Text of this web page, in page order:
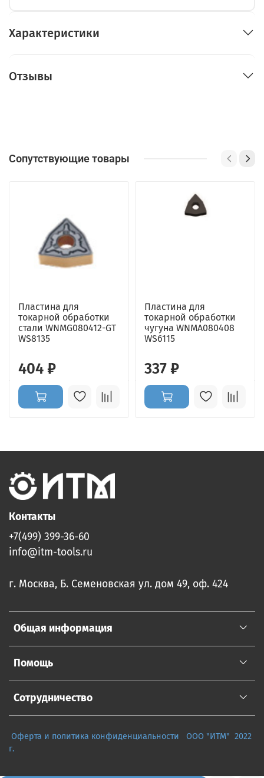
Характеристики
Отзывы
Сопутствующие товары
Пластина для
токарной обработки
стали WNMG080412-GT
WS8135
404 ₽
Пластина для
токарной обработки
чугуна WNMA080408
WS6115
337 ₽
Общая информация
Помощь
Сотрудничество
Контакты
+7(499) 399-36-60
info@itm-tools.ru
г. Москва, Б. Семеновская ул. дом 49, оф. 424
Оферта и политика конфиденциальности
ООО "ИТМ" 2022
г.